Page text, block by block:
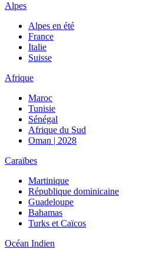
Alpes
Alpes en été
France
Italie
Suisse
Afrique
Maroc
Tunisie
Sénégal
Afrique du Sud
Oman | 2028
Caraïbes
Martinique
République dominicaine
Guadeloupe
Bahamas
Turks et Caïcos
Océan Indien